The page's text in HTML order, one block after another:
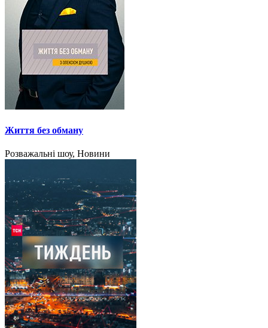
Життя без обману
Розважальні шоу, Новини